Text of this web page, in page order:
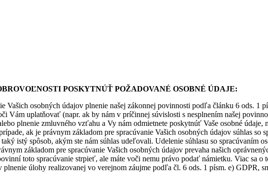
POSKYTNÚŤ POŽADOVANÉ OSOBNÉ ÚDAJE:
Vašich osobných údajov plnenie našej zákonnej povinnosti podľa článku 6 ods. 1
Vám uplatňovať (napr. ak by nám v príčinnej súvislosti s nesplnením našej
plnenie zmluvného vzťahu a Vy nám odmietnete poskytnúť Vaše osobné
ak je právnym základom pre spracúvanie Vašich osobných údajov súhlas so
istý spôsob, akým ste nám súhlas udeľovali. Udelenie súhlasu so spracúvaním
základom pre spracúvanie Vašich osobných údajov prevaha našich
toto spracúvanie strpieť, ale máte voči nemu právo podať námietku. Viac sa
úlohy realizovanej vo verejnom záujme podľa čl. 6 ods. 1 písm. e) GDPR,